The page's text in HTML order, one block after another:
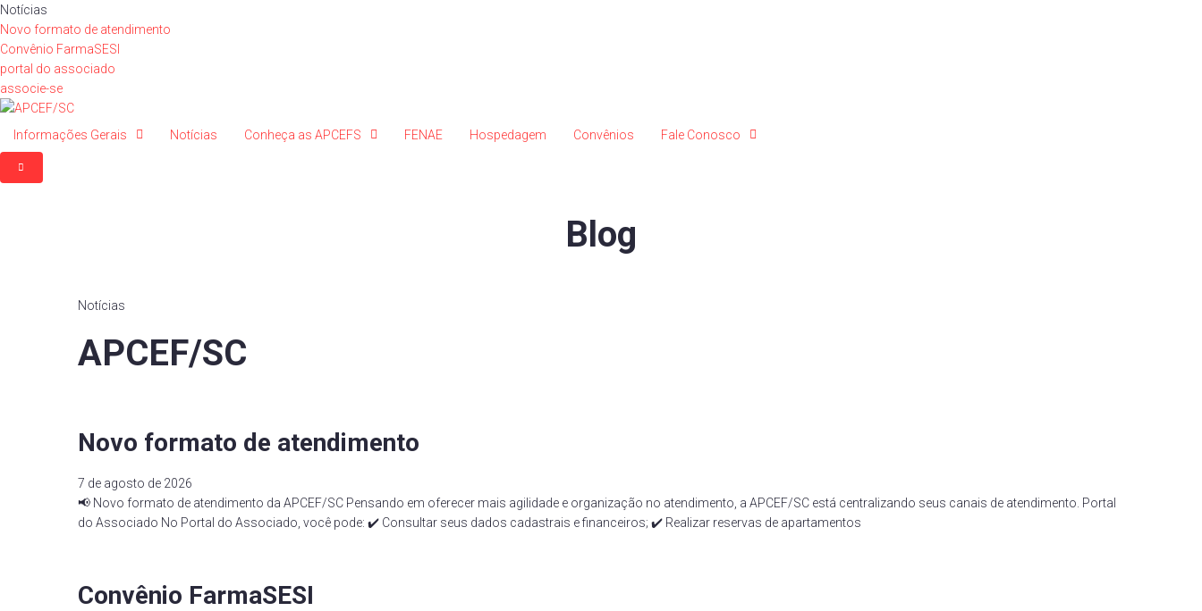
Ir
para
o
conteúdo
Notícias
Novo formato de atendimento
Convênio FarmaSESI
portal do associado
associe-se
Informações Gerais Notícias Conheça as APCEFS FENAE Hospedagem Convênios Fale Conosco
Blog
Notícias
APCEF/SC
Novo formato de atendimento
7 de agosto de 2026
📢 Novo formato de atendimento da APCEF/SC Pensando em oferecer mais agilidade e organização no atendimento, a APCEF/SC está centralizando seus canais de atendimento. Portal
do Associado No Portal do Associado, você pode: ✔️ Consultar seus dados cadastrais e financeiros; ✔️ Realizar reservas de apartamentos
Convênio FarmaSESI